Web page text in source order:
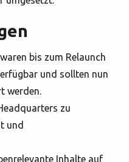
bis zum Relaunch
und sollten nun
werden.
zu
und
Inhalte auf